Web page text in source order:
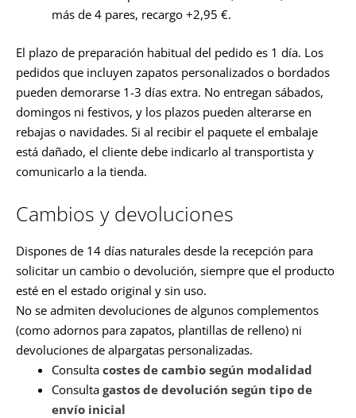
más de 4 pares, recargo +2,95 €.
El plazo de preparación habitual del pedido es 1 día. Los
pedidos que incluyen zapatos personalizados o bordados
pueden demorarse 1-3 días extra. No entregan sábados,
domingos ni festivos, y los plazos pueden alterarse en
rebajas o navidades. Si al recibir el paquete el embalaje
está dañado, el cliente debe indicarlo al transportista y
comunicarlo a la tienda.
Cambios y devoluciones
Dispones de 14 días naturales desde la recepción para
solicitar un cambio o devolución, siempre que el producto
esté en el estado original y sin uso.
No se admiten devoluciones de algunos complementos
(como adornos para zapatos, plantillas de relleno) ni
devoluciones de alpargatas personalizadas.
Consulta costes de cambio según modalidad
Consulta gastos de devolución según tipo de
envío inicial